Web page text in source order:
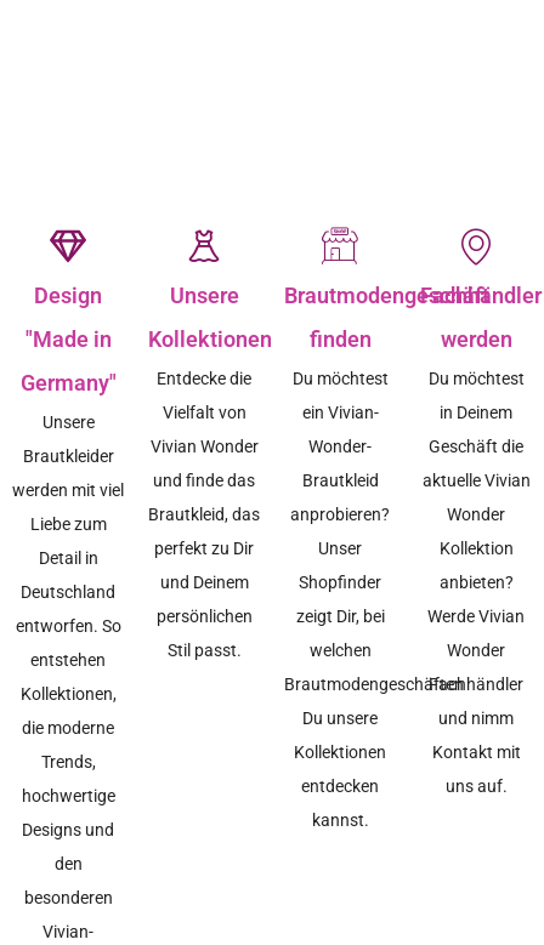
Design
"Made in
Germany"
Unsere
Brautkleider
werden mit viel
Liebe zum
Detail in
Deutschland
entworfen. So
entstehen
Kollektionen,
die moderne
Trends,
hochwertige
Designs und
den
besonderen
Vivian-
Unsere
Kollektionen
Entdecke die
Vielfalt von
Vivian Wonder
und finde das
Brautkleid, das
perfekt zu Dir
und Deinem
persönlichen
Stil passt.
Brautmodengeschäft
finden
Du möchtest
ein Vivian-
Wonder-
Brautkleid
anprobieren?
Unser
Shopfinder
zeigt Dir, bei
welchen
Brautmodengeschäften
Du unsere
Kollektionen
entdecken
kannst.
Fachhändler
werden
Du möchtest
in Deinem
Geschäft die
aktuelle Vivian
Wonder
Kollektion
anbieten?
Werde Vivian
Wonder
Fachhändler
und nimm
Kontakt mit
uns auf.